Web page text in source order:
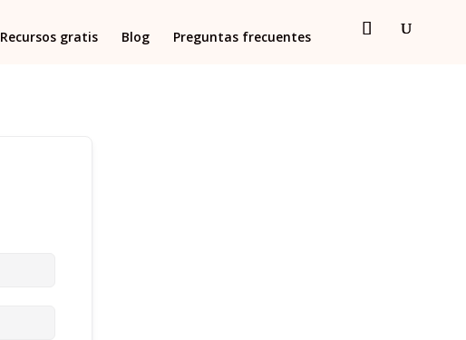
Recursos gratis Blog Preguntas frecuentes